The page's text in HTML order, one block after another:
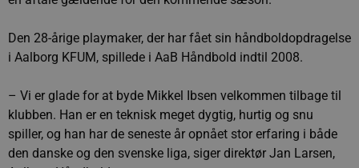
Den 28-årige playmaker, der har fået sin håndboldopdragelse
i Aalborg KFUM, spillede i AaB Håndbold indtil 2008.
– Vi er glade for at byde Mikkel Ibsen velkommen tilbage til
klubben. Han er en teknisk meget dygtig, hurtig og snu
spiller, og han har de seneste år opnået stor erfaring i både
den danske og den svenske liga, siger direktør Jan Larsen,